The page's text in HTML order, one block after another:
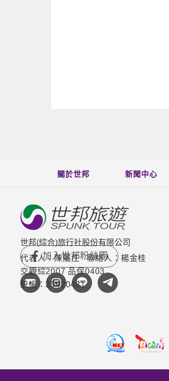
關於世邦 新聞中心
世邦(綜合)旅行社股份有限公司
代表人：陳屬庄
聯絡人：楊金桂
交觀綜2007 品保0403
統編：23420481